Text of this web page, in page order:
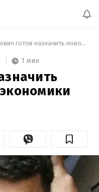
Янукович готов назначить нового министра экономики
1 мин